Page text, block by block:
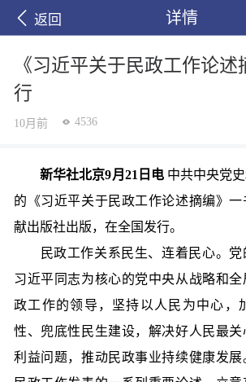
返回 详情
《习近平关于民政工作论
行
10月前 4536
新华社北京9月21日电中共中央党
的《习近平关于民政工作论述摘编》
献出版社出版，在全国发行。
民政工作关系民生、连着民心。党
习近平同志为核心的党中央从战略和
政工作的领导，坚持以人民为中心，
性、兜底性民生建设，解决好人民最
利益问题，推动民政事业持续健康发